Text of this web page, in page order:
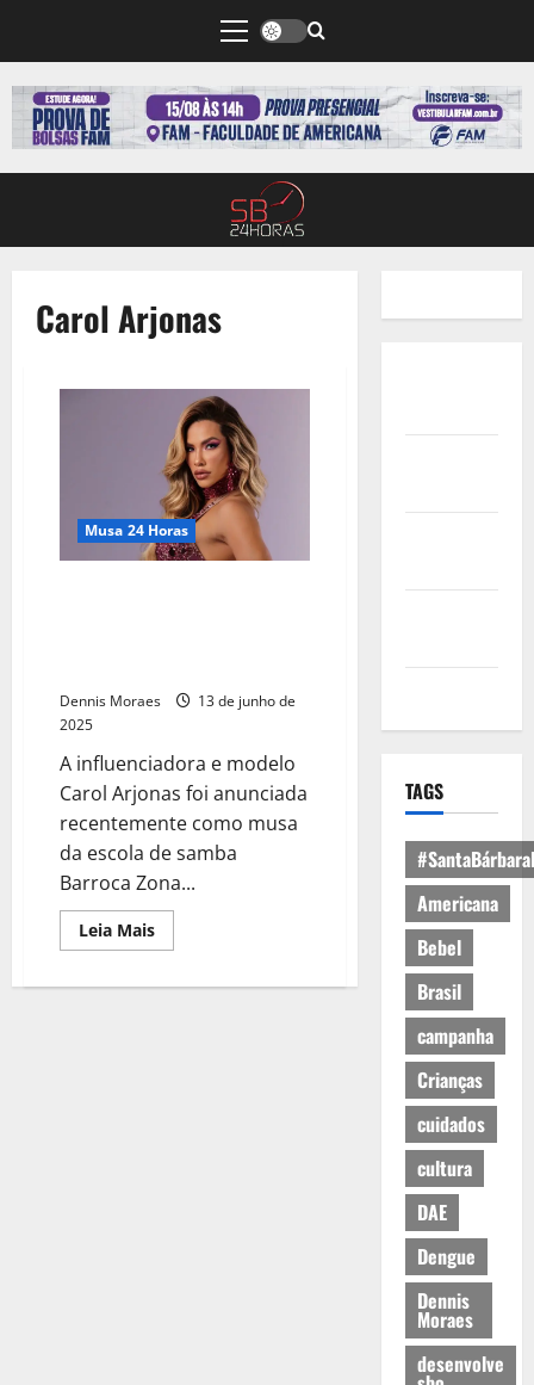
Carol Arjonas
Musa 24 Horas
Dennis Moraes
13 de junho de
2025
A influenciadora e modelo
Carol Arjonas foi anunciada
recentemente como musa
da escola de samba
Barroca Zona...
Leia Mais
TAGS
Americana
Bebel
Brasil
campanha
Crianças
cuidados
cultura
DAE
Dengue
Dennis
Moraes
desenvolve